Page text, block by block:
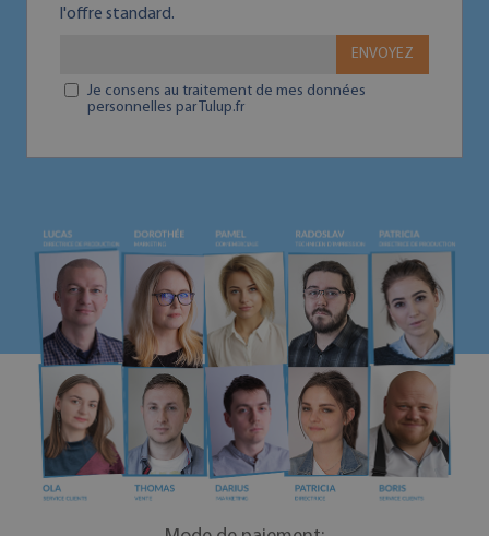
l'offre standard.
ENVOYEZ
Je consens au traitement de mes données
personnelles par Tulup.fr